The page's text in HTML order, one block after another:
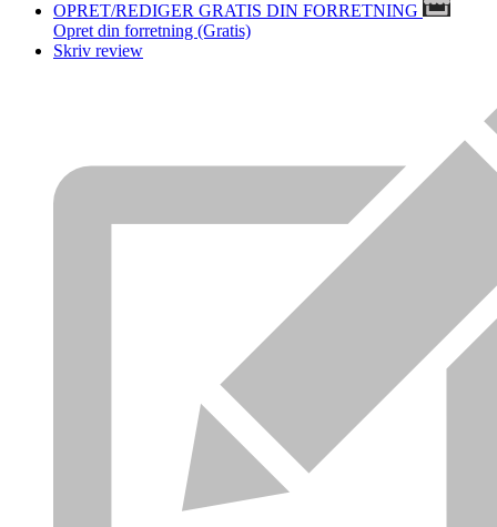
OPRET/REDIGER GRATIS DIN FORRETNING
Opret din forretning (Gratis)
Skriv review